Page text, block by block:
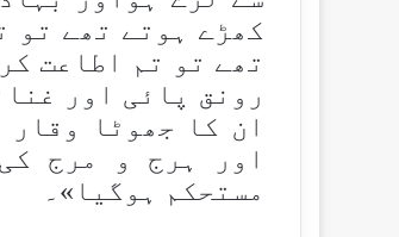
كھڑے ہوتے تھے تو
تھے تو تم اطاعت
رونق پائی اور
ان كا جھوٹا
اور ہرج و مرج
مستحكم ہوگیا»۔